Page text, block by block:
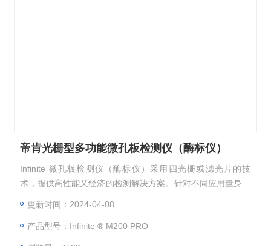
帝肯光栅型多功能微孔板检测仪（酶标仪）
Infinite 微孔板检测仪（酶标仪）采用四光栅或滤光片的技
术，提供高性能又经济的检测解决方案。针对不同应用量身定
法。从下方列表中选择一款真正适合实验需求和预算的检测仪
更新时间：2024-04-08
产品型号：Infinite ® M200 PRO